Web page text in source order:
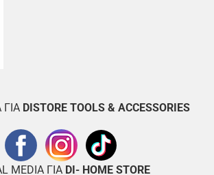
ΓΙΑ DISTORE TOOLS & ACCESSORIES
MEDIA ΓΙΑ DI- HOME STORE